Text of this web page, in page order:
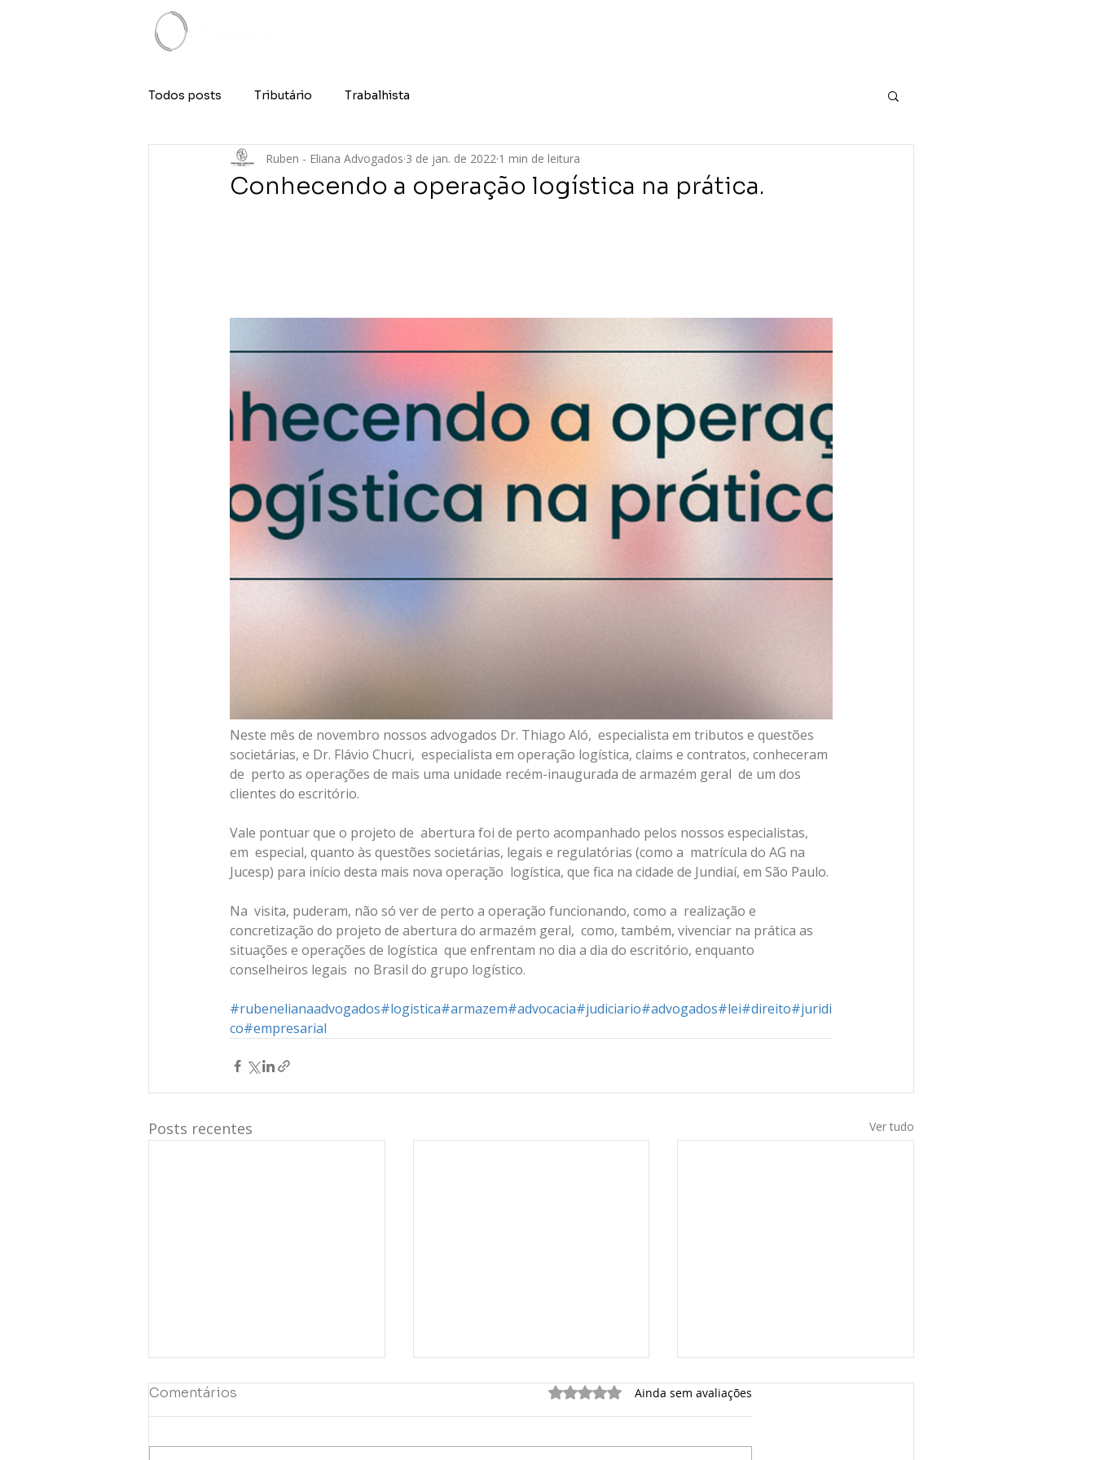
Todos posts Tributário Trabalhista
Conhecendo a operação logística na prática.
Ruben - Eliana Advogados 3 de jan. de 2022 1 min de leitura
Neste mês de novembro nossos advogados Dr. Thiago Aló,  especialista em tributos e questões
societárias, e Dr. Flávio Chucri,  especialista em operação logística, claims e contratos, conheceram
de  perto as operações de mais uma unidade recém-inaugurada de armazém geral  de um dos
clientes do escritório.
Vale pontuar que o projeto de  abertura foi de perto acompanhado pelos nossos especialistas,
em  especial, quanto às questões societárias, legais e regulatórias (como a  matrícula do AG na
Jucesp) para início desta mais nova operação  logística, que fica na cidade de Jundiaí, em São Paulo.
Na  visita, puderam, não só ver de perto a operação funcionando, como a  realização e
concretização do projeto de abertura do armazém geral,  como, também, vivenciar na prática as
situações e operações de logística  que enfrentam no dia a dia do escritório, enquanto
conselheiros legais  no Brasil do grupo logístico.
#rubenelianaadvogados#logistica#armazem#advocacia#judiciario#advogados#lei#direito#juridi
co#empresarial
Posts recentes Ver tudo
Comentários Avaliado com 0 de 5 estrelas.
Ainda sem avaliações